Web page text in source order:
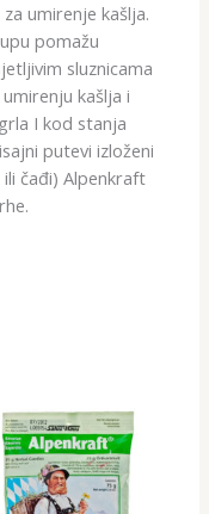
umirenje kašlja.
pomažu
sluznicama
kašlja i
I kod stanja
putevi izloženi
čađi) Alpenkraft